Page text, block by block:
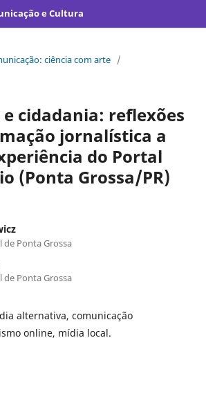
e Cultura
ciência com arte /
cidadania: reflexões
jornalística a
do Portal
(Ponta Grossa/PR)
de Ponta Grossa
de Ponta Grossa
alternativa, comunicação
online, mídia local.